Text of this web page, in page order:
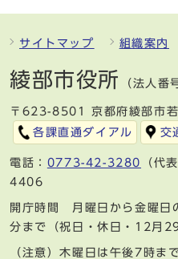
サイトマップ 組織案内
綾部市役所 （法人
〒623-8501 京都府綾部市若
各課直通ダイアル
交
電話： 0773-42-3280
（代
4406
開庁時間 月曜日から金曜日
分まで（祝日・休日・12月
（注意）木曜日は午後7時ま